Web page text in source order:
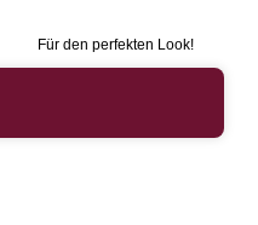
Für den perfekten Look!